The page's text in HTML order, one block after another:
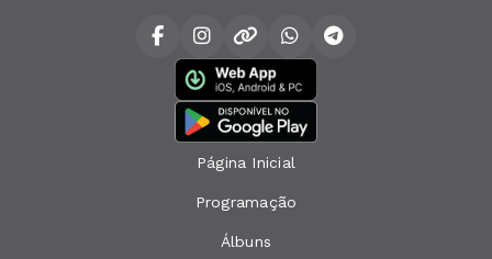
Página Inicial
Programação
Álbuns